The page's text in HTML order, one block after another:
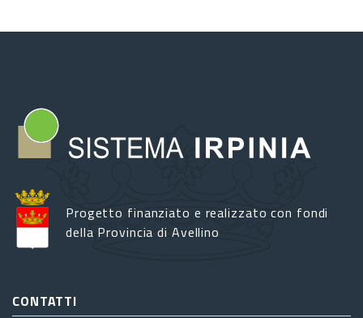
Progetto finanziato e realizzato con fondi
della Provincia di Avellino
CONTATTI